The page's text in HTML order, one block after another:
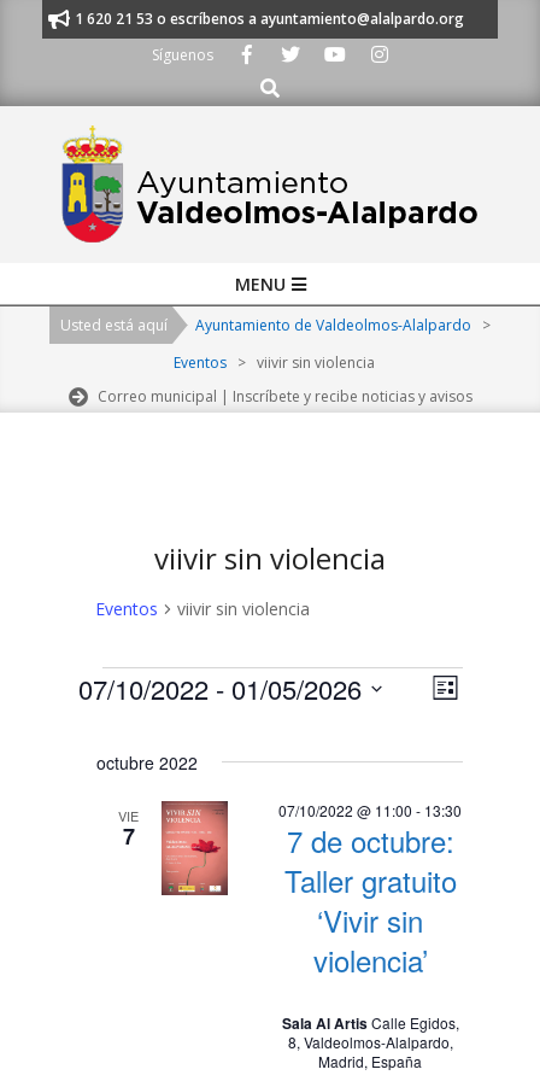
al 91 620 21 53 o escríbenos a ayuntamiento@alalpardo.org
Síguenos
Buscar
Navigation
MENU
Usted está aquí Ayuntamiento de Valdeolmos-Alalpardo
>
Eventos
> viivir sin violencia
Correo municipal | Inscríbete y recibe noticias y avisos
viivir sin violencia
Eventos viivir sin violencia
Eventos
N
v
e
g
a
ó
n
N
g
a
c
e
v
Lista
07/10/2022 - 01/05/2026
fecha.
octubre 2022
VIE
7
7 de octubre:
Taller gratuito
‘Vivir sin
violencia’
07/10/2022 @ 11:00 - 13:30
Sala Al ArtisCalle Egidos,
8, Valdeolmos-Alalpardo,
Madrid, España